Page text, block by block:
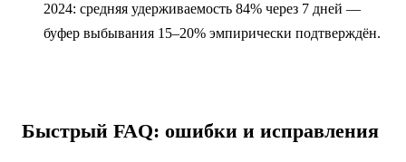
2024: средняя удерживаемость 84% через 7 дней —
буфер выбывания 15–20% эмпирически подтверждён.
Быстрый FAQ: ошибки и исправления